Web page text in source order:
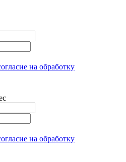
на обработку
на обработку